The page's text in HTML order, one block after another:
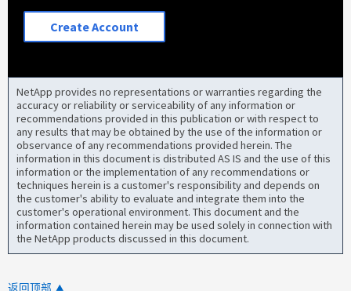
Create Account
NetApp provides no representations or warranties regarding the
accuracy or reliability or serviceability of any information or
recommendations provided in this publication or with respect to
any results that may be obtained by the use of the information or
observance of any recommendations provided herein. The
information in this document is distributed AS IS and the use of this
information or the implementation of any recommendations or
techniques herein is a customer's responsibility and depends on
the customer's ability to evaluate and integrate them into the
customer's operational environment. This document and the
information contained herein may be used solely in connection with
the NetApp products discussed in this document.
返回顶部